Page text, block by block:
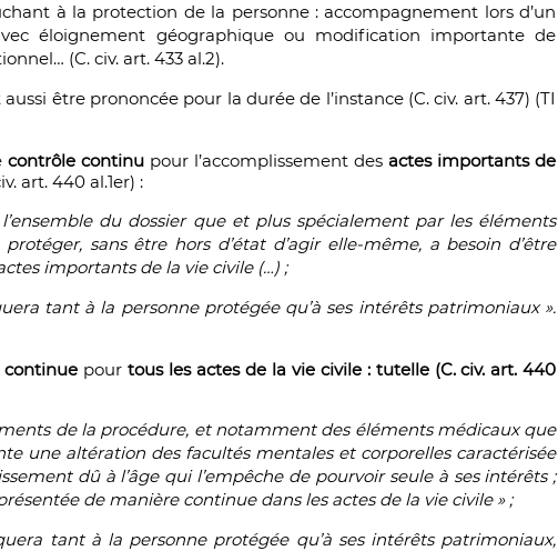
à la protection de la personne : accompagnement lors d’un
éloignement géographique ou modification importante de
(C. civ. art. 433 al.2).
être prononcée pour la durée de l’instance (C. civ. art. 437) (TI
contrôle continu pour l’accomplissement des actes importants de
art. 440 al.1er) :
du dossier que et plus spécialement par les éléments
sans être hors d’état d’agir elle-même, a besoin d’être
importants de la vie civile (…) ;
tant à la personne protégée qu’à ses intérêts patrimoniaux ».
continue pour tous les actes de la vie civile : tutelle (C. civ. art. 440
de la procédure, et notamment des éléments médicaux que
une altération des facultés mentales et corporelles caractérisée
dû à l’âge qui l’empêche de pourvoir seule à ses intérêts ;
de manière continue dans les actes de la vie civile » ;
tant à la personne protégée qu’à ses intérêts patrimoniaux,